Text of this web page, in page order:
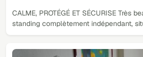
CALME, PROTÉGÉ ET SÉCURISE Très
standing complètement indépendant,